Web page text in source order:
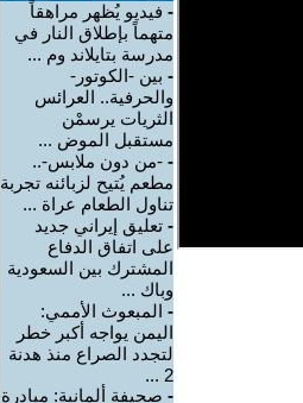
- فيديو يُظهر مراهقاً
متهماً بإطلاق النار في
مدرسة بتايلاند وم ...
- بين -الكوتور-
والحرفية.. العرائس
الثريات يرسمْن
مستقبل الموض ...
- -من دون ملابس-..
مطعم يُتيح لزبائنه تجربة
تناول الطعام عراة ...
- تعليق إيراني جديد
على اتفاق الدفاع
المشترك بين السعودية
وباك ...
- المبعوث الأممي:
اليمن يواجه أكبر خطر
لتجدد الصراع منذ هدنة
2 ...
- صحيفة ألمانية: مبادرة